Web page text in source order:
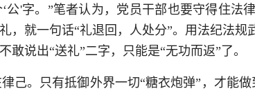
公'字。”笔者认为，党员干部也要守得住法
，就一句话“礼退回，人处分”。用法纪法
说出“送礼”二字，只能是“无功而返”了。
己。只有抵御外界一切“糖衣炮弹”，才能